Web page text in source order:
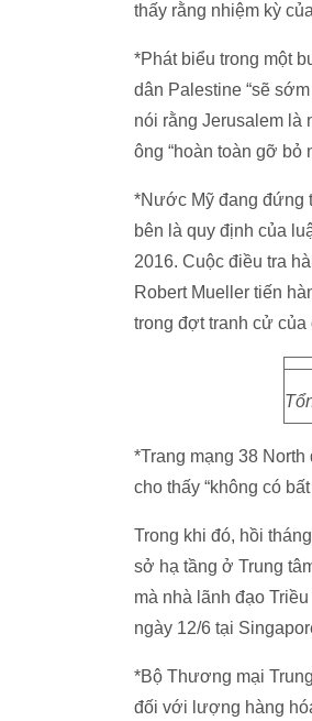
thấy rằng nhiệm kỳ
*Phát biểu trong một
dân Palestine “sẽ
nói rằng Jerusalem là
ông “hoàn toàn gỡ
*Nước Mỹ đang đứng
bên là quy định của
2016. Cuộc điều tra
Robert Mueller tiến
trong đợt tranh cử
*Trang mạng 38
cho thấy “không có
Trong khi đó, hồi
sở hạ tầng ở Trung
mà nhà lãnh đạo
ngày 12/6 tại
*Bộ Thương mại
đối với lượng hàng